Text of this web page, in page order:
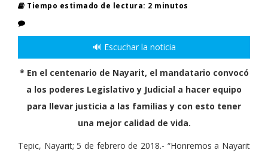
Tiempo estimado de lectura: 2 minutos
🔊 Escuchar la noticia
* En el centenario de Nayarit, el mandatario convocó
a los poderes Legislativo y Judicial a hacer equipo
para llevar justicia a las familias y con esto tener
una mejor calidad de vida.
Tepic, Nayarit; 5 de febrero de 2018.- “Honremos a Nayarit